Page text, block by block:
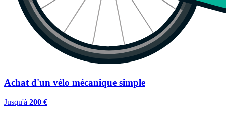
Achat d'un vélo mécanique simple
Jusqu'à 200 €